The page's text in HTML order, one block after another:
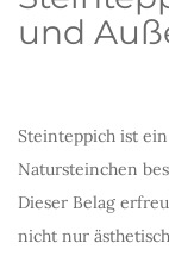
und
Steinteppich ist
Natursteinchen
Dieser Belag
nicht nur